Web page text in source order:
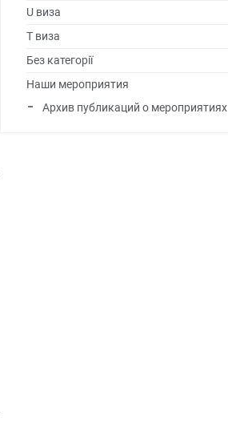
U виза
T виза
Без категорії
Наши мероприятия
Архив публикаций о мероприятиях